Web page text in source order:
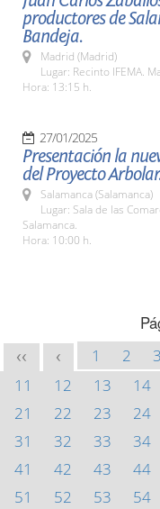
productores de
Bandeja.
Madrid (Madrid)
Lugar: Recinto IFEMA.
Hora: 13:15 h.
27/01/2025
Presentación la
del Proyecto
Salamanca (Salamanca)
Lugar: Sala de las
Salamanca.
Hora: 10:00 h.
<< < 1 2 3
11
12 13 14
21
22 23 24
31
32 33 34
41
42 43 44
51
52 53 54